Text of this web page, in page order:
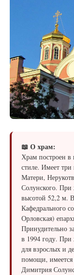
📖 О храм:
Храм построен в
стиле. Имеет
Матери,
Солунского. При
высотой 52,2 м.
Кафедрального
Орловская)
Принудительно
в 1994 году.
для взрослых и
помощи, имеется
Димитрия